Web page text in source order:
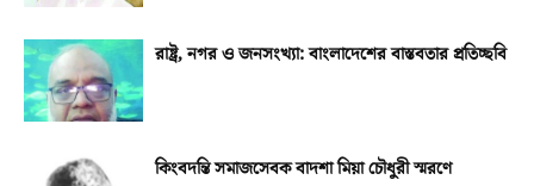
রাষ্ট্র, নগর ও জনসংখ্যা: বাংলাদেশের বাস্তবতার প্রতিচ্ছবি
কিংবদন্তি সমাজসেবক বাদশা মিয়া চৌধুরী স্মরণে